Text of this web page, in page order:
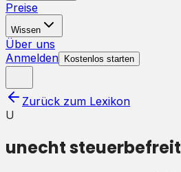
Preise
Wissen
Über uns
Anmelden
Kostenlos starten
Zurück zum Lexikon
U
unecht steuerbefreit